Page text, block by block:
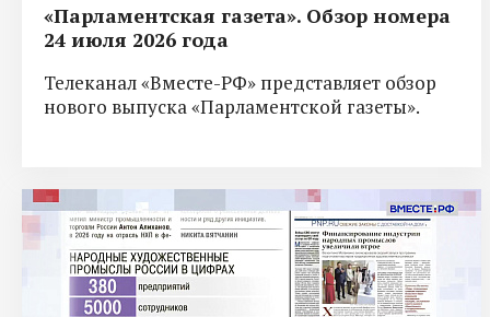
«Парламентская газета». Обзор номера
24 июля 2026 года
Телеканал «Вместе-РФ» представляет обзор
нового выпуска «Парламентской газеты».